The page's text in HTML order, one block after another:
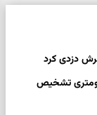
دزدی کرد
تشخیص